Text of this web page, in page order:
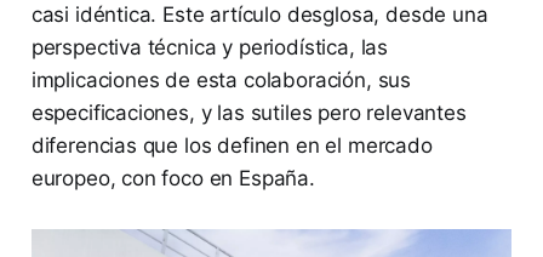
casi idéntica. Este artículo desglosa, desde una
perspectiva técnica y periodística, las
implicaciones de esta colaboración, sus
especificaciones, y las sutiles pero relevantes
diferencias que los definen en el mercado
europeo, con foco en España.